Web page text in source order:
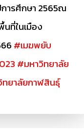
ารศึกษา 2565ณ
ที่ในเมือง
#เมฆพยับ
#มหาวิทยาลัย
ยาลัยกาฬสินธุ์